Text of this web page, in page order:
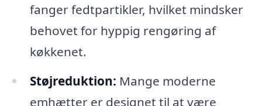
fanger fedtpartikler, hvilket mindsker
behovet for hyppig rengøring af
køkkenet.
Støjreduktion: Mange moderne
emhætter er designet til at være